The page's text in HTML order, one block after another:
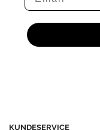
KUNDESERVICE